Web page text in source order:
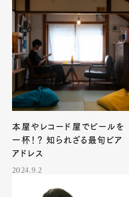
本屋やレコード屋でビールを
一杯！？ 知られざる最旬ビア
アドレス
2024.9.2